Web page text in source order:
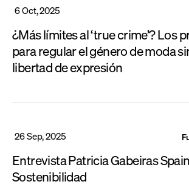
6 Oct, 2025
¿Más límites al ‘true crime’? Los
para regular el género de moda
libertad de expresión
26 Sep, 2025
Entrevista Patricia Gabeiras
Sostenibilidad